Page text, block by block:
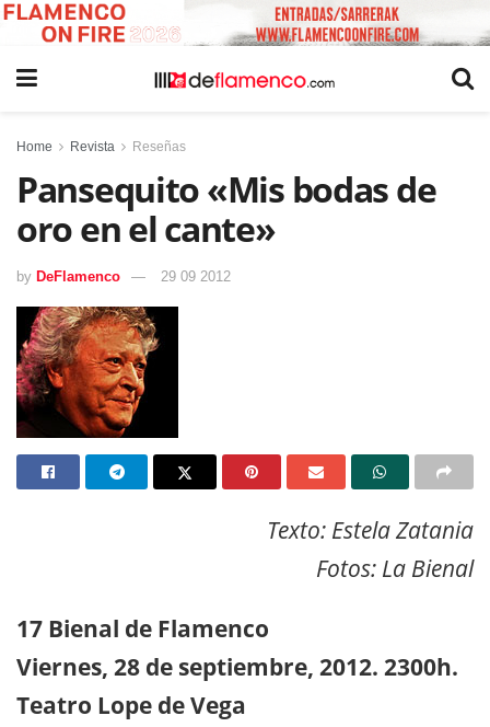
Home Revista Reseñas
Pansequito «Mis bodas de
oro en el cante»
by DeFlamenco 29 09 2012
Texto: Estela Zatania
Fotos: La Bienal
17 Bienal de Flamenco
Viernes, 28 de septiembre, 2012. 2300h.
Teatro Lope de Vega